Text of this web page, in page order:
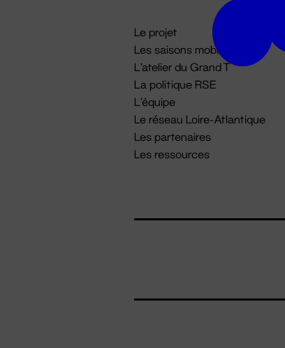
Le projet
Les saisons mobiles
L'atelier du Grand T
La politique RSE
L'équipe
Le réseau Loire-Atlantique
Les partenaires
Les ressources